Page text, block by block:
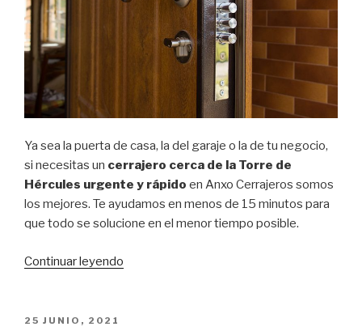
Ya sea la puerta de casa, la del garaje o la de tu negocio,
si necesitas un cerrajero cerca de la Torre de
Hércules urgente y rápido en Anxo Cerrajeros somos
los mejores. Te ayudamos en menos de 15 minutos para
que todo se solucione en el menor tiempo posible.
Continuar leyendo
PUBLICADO
25 JUNIO, 2021